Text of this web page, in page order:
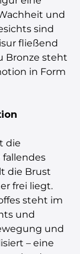
und
sind
fließend
Bronze steht
in Form
die
die Brust
frei liegt.
steht im
und
und
– eine